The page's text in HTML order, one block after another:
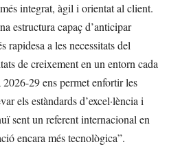
integrat, àgil i orientat al client.
estructura capaç d’anticipar
rapidesa a les necessitats del
de creixement en un entorn cada
29 ens permet enfortir les
els estàndards d’excel·lència i
sent un referent internacional en
encara més tecnològica”.